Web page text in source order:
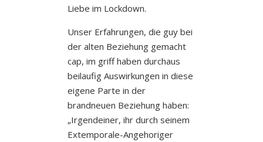
Liebe im Lockdown.
Unser Erfahrungen, die guy bei
der alten Beziehung gemacht
cap, im griff haben durchaus
beilaufig Auswirkungen in diese
eigene Parte in der
brandneuen Beziehung haben:
„Irgendeiner, ihr durch seinem
Extemporale-Angehoriger